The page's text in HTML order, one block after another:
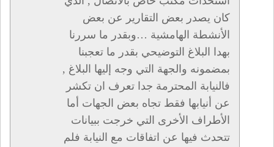
كان يصدر بعض التقارير عن بعض
الأنشطة الهامشية …وبقدر ما سررنا
بهدا البلاغ التوضيحي بقدر ما تعجبنا
بمضمونه والجهة التي وجه إليها البلاغ ,
فالنيابة المحترمة جدا تعرف ان تكشر
عن أنيابها فقط تجاه بعض الجهات أما
الأطراف الأخرى التي خرجت ببيانات
تتحدث فيها عن اتفاقات مع النيابة فلم